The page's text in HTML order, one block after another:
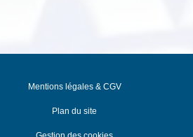
Mentions légales & CGV
Plan du site